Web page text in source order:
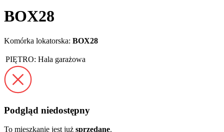
BOX28
Komórka lokatorska: BOX28
PIĘTRO: Hala garażowa
Podgląd niedostępny
To mieszkanie jest już sprzedane.